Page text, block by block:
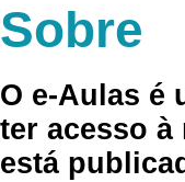
Sobre
O e-Aulas é
ter acesso
está